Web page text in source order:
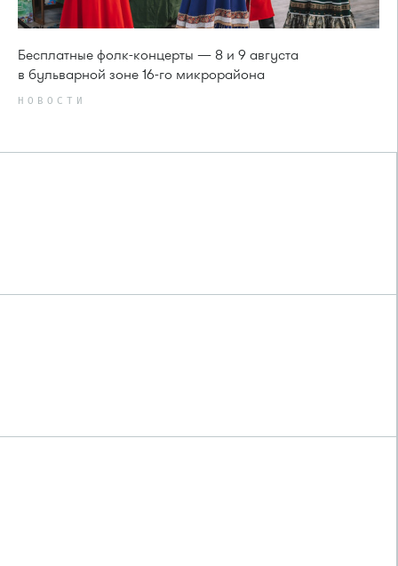
Бесплатные фолк-концерты — 8 и 9 августа
в бульварной зоне 16-го микрорайона
НОВОСТИ